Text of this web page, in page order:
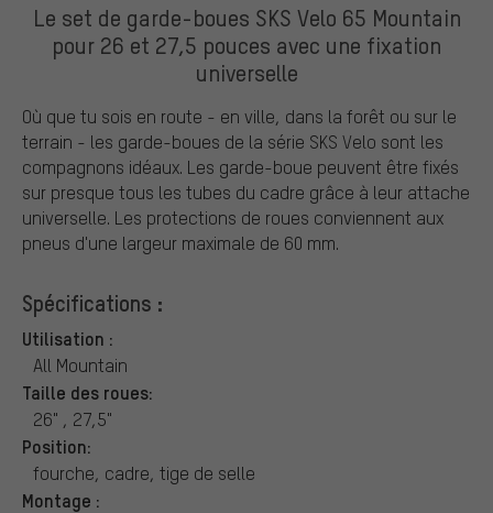
Le set de garde-boues SKS Velo 65 Mountain
pour 26 et 27,5 pouces avec une fixation
universelle
Où que tu sois en route - en ville, dans la forêt ou sur le
terrain - les garde-boues de la série SKS Velo sont les
compagnons idéaux. Les garde-boue peuvent être fixés
sur presque tous les tubes du cadre grâce à leur attache
universelle. Les protections de roues conviennent aux
pneus d'une largeur maximale de 60 mm.
Spécifications :
Utilisation :
All Mountain
Taille des roues:
26" , 27,5"
Position:
fourche, cadre, tige de selle
Montage :